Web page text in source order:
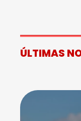
ÚLTIMAS